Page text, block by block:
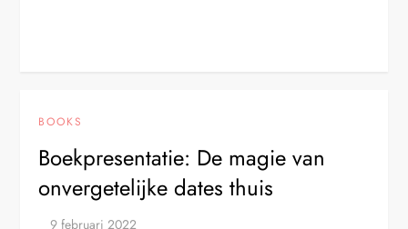
BOOKS
Boekpresentatie: De magie van
onvergetelijke dates thuis